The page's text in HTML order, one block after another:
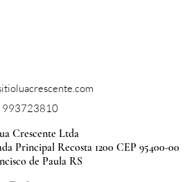
993723810
Crescente Ltda
Principal Recosta 1200 CEP 95400-00
de Paula RS